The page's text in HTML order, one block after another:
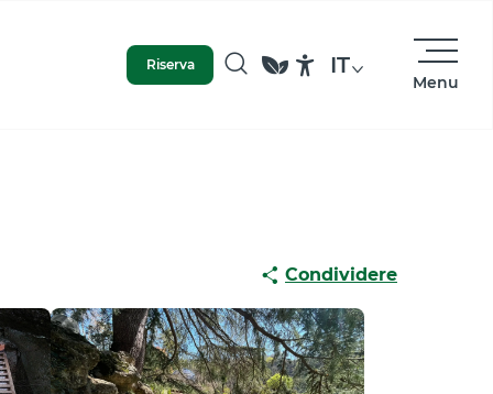
Menu
Riserva
Accessibilité
IT
Condividere